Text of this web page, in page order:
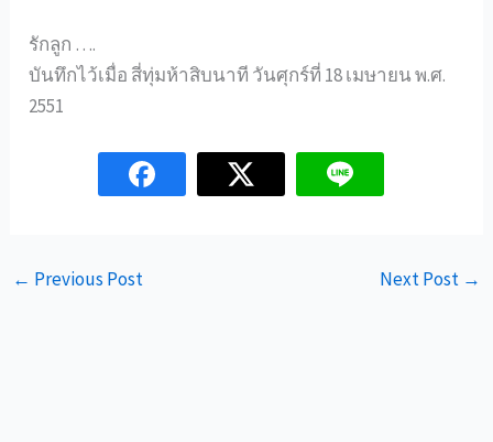
รักลูก ….
บันทึกไว้เมื่อ สี่ทุ่มห้าสิบนาที วันศุกร์ที่ 18 เมษายน พ.ศ.
2551
← Previous Post Next Post →